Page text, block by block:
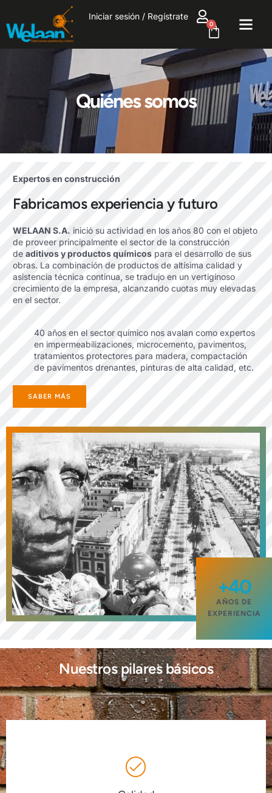
Iniciar sesión / Regístrate
0
Quiénes somos
Expertos en construcción
Fabricamos experiencia y futuro
WELAAN S.A. inició su actividad en los años 80 con el objeto
de proveer principalmente el sector de la construcción
de aditivos y productos químicos para el desarrollo de sus
obras. La combinación de productos de altísima calidad y
asistencia técnica continua, se tradujo en un vertiginoso
crecimiento de la empresa, alcanzando cuotas muy elevadas
en el sector.
40 años en el sector químico nos avalan como expertos
en impermeabilizaciones, microcemento, pavimentos,
tratamientos protectores para madera, compactación
de pavimentos drenantes, pinturas de alta calidad, etc.
SABER MÁS
+40
AÑOS DE
EXPERIENCIA
Nuestros pilares básicos